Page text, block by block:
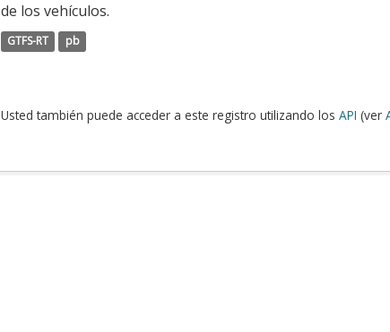
de los vehículos.
GTFS-RT pb
Usted también puede acceder a este registro utilizando los API (ver